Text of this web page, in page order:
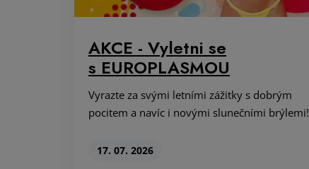
AKCE - Vyletni se
s EUROPLASMOU
Vyrazte za svými letními zážitky s dobrým
pocitem a navíc i novými slunečními brýlemi!
17. 07. 2026